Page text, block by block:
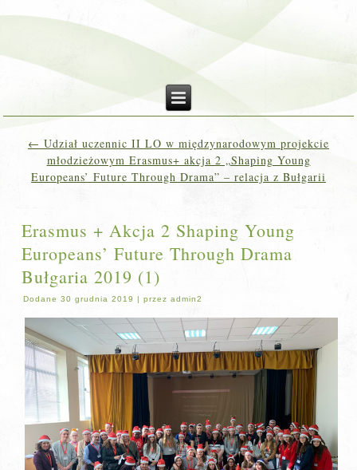
← Udział uczennic II LO w międzynarodowym projekcie
młodzieżowym Erasmus+ akcja 2 „Shaping Young
Europeans’ Future Through Drama” – relacja z Bułgarii
Erasmus + Akcja 2 Shaping Young
Europeans’ Future Through Drama
Bułgaria 2019 (1)
Dodane 30 grudnia 2019 |przez admin2